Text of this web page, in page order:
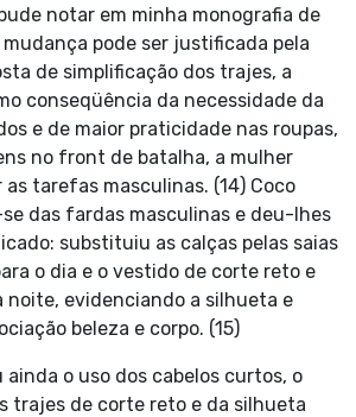
notar em minha monografia de
mudança pode ser justificada pela
de simplificação dos trajes, a
conseqüência da necessidade da
e de maior praticidade nas roupas,
no front de batalha, a mulher
as tarefas masculinas. (14) Coco
das fardas masculinas e deu-lhes
substituiu as calças pelas saias
o dia e o vestido de corte reto e
noite, evidenciando a silhueta e
beleza e corpo. (15)
o uso dos cabelos curtos, o
trajes de corte reto e da silhueta